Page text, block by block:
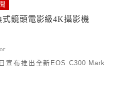
鏡頭電影級4K攝影機
宣布推出全新EOS C300 Mark